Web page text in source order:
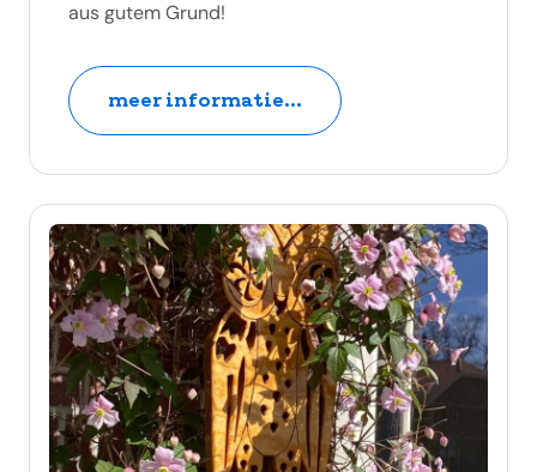
aus gutem Grund!
meer informatie...